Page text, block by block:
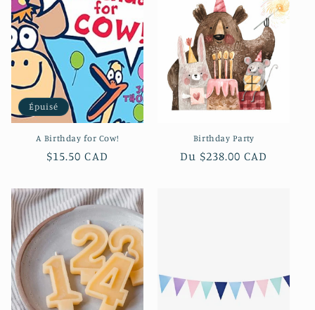
c
t
i
o
n Épuisé
A Birthday for Cow!
Prix
$15.50 CAD
Birthday Party
Prix
Du $238.00 CAD